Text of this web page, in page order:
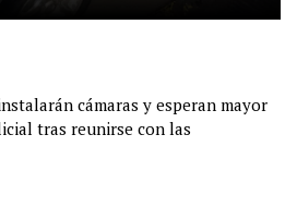
cámaras y esperan mayor
tras reunirse con las